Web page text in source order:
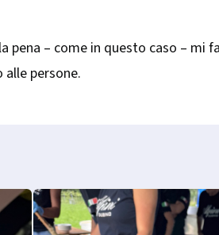
– come in questo caso – mi
persone.